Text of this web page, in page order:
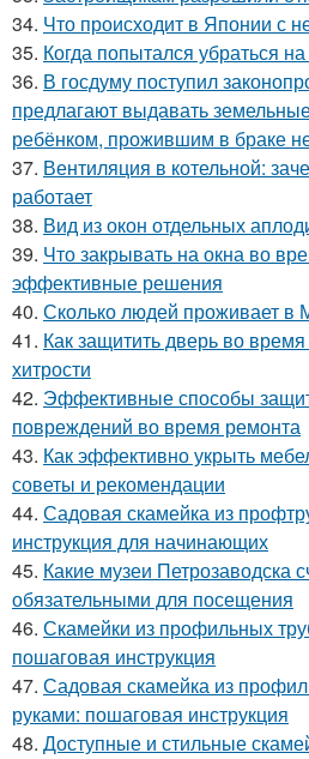
34. Что происходит в Японии с
35. Когда попытался убраться
36. В госдуму поступил
предлагают выдавать
ребёнком, прожившим в браке
37. Вентиляция в котельной:
работает
38. Вид из окон отдельных
39. Что закрывать на окна во
эффективные решения
40. Сколько людей проживает в
41. Как защитить дверь во
хитрости
42. Эффективные способы
повреждений во время ремонта
43. Как эффективно укрыть
советы и рекомендации
44. Садовая скамейка из
инструкция для начинающих
45. Какие музеи Петрозаводска
обязательными для посещения
46. Скамейки из профильных
пошаговая инструкция
47. Садовая скамейка из
руками: пошаговая инструкция
48. Доступные и стильные